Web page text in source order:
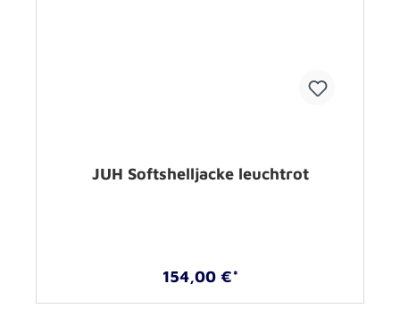
JUH Softshelljacke leuchtrot
154,00 €*